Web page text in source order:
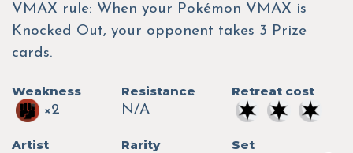
VMAX rule: When your Pokémon VMAX is
Knocked Out, your opponent takes 3 Prize
cards.
Weakness
×2
Resistance
N/A
Retreat cost
Artist
Rarity
Set